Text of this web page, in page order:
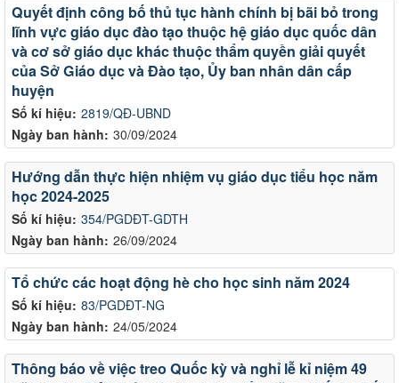
Số kí hiệu: 2819/QĐ-UBND
Ngày ban hành: 30/09/2024
Quyết định công bố thủ tục hành chính bị bãi bỏ trong
lĩnh vực giáo dục đào tạo thuộc hệ giáo dục quốc dân
và cơ sở giáo dục khác thuộc thẩm quyền giải quyết
của Sở Giáo dục và Đào tạo, Ủy ban nhân dân cấp
huyện
Số kí hiệu: 354/PGDĐT-GDTH
Ngày ban hành: 26/09/2024
Hướng dẫn thực hiện nhiệm vụ giáo dục tiểu học năm
học 2024-2025
Số kí hiệu: 83/PGDĐT-NG
Ngày ban hành: 24/05/2024
Tổ chức các hoạt động hè cho học sinh năm 2024
Thông báo về việc treo Quốc kỳ và nghỉ lễ kỉ niệm 49